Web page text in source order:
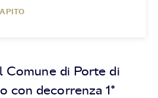
Comune di Porte di
con decorrenza 1°